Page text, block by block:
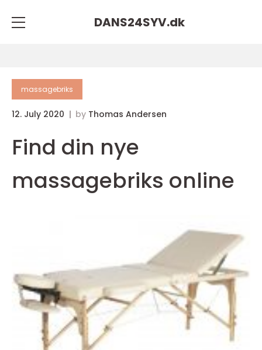
DANS24SYV.dk
massagebriks
12. July 2020 by Thomas Andersen
Find din nye
massagebriks online